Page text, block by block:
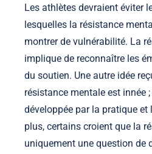
Les athlètes devraient éviter
lesquelles la résistance
montrer de vulnérabilité. La
implique de reconnaître les
du soutien. Une autre idée
résistance mentale est innée
développée par la pratique et
plus, certains croient que la
uniquement une question de